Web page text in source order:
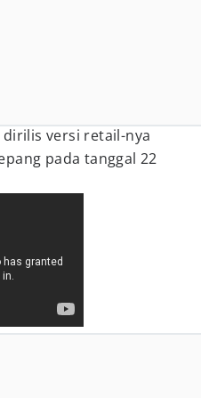
versi retail-nya
pada tanggal 22